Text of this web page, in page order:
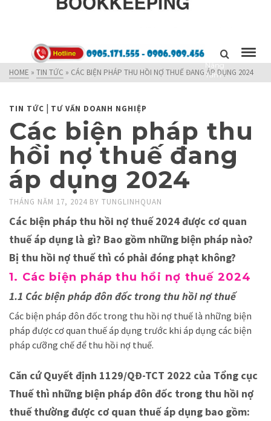
Kết Nối,
Nâng
Tầm
Doanh
HOME » TIN TỨC » CÁC BIỆN PHÁP THU HỒI NỢ THUẾ ĐANG ÁP DỤNG 2024
TIN TỨC | TƯ VẤN DOANH NGHIỆP
Các biện pháp thu
hồi nợ thuế đang
áp dụng 2024
THÁNG NĂM 17, 2024 BY TUNGLINHQUAN
Các biện pháp thu hồi nợ thuế 2024 được cơ quan
thuế áp dụng là gì? Bao gồm những biện pháp nào?
Bị thu hồi nợ thuế thì có phải đóng phạt không?
1. Các biện pháp thu hồi nợ thuế 2024
1.1 Các biện pháp đôn đốc trong thu hồi nợ thuế
Các biện pháp đôn đốc trong thu hồi nợ thuế là những biện
pháp được cơ quan thuế áp dụng trước khi áp dụng các biện
pháp cưỡng chế để thu hồi nợ thuế.
Căn cứ Quyết định 1129/QĐ-TCT 2022 của Tổng cục
Thuế thì những biện pháp đôn đốc trong thu hồi nợ
thuế thường được cơ quan thuế áp dụng bao gồm: